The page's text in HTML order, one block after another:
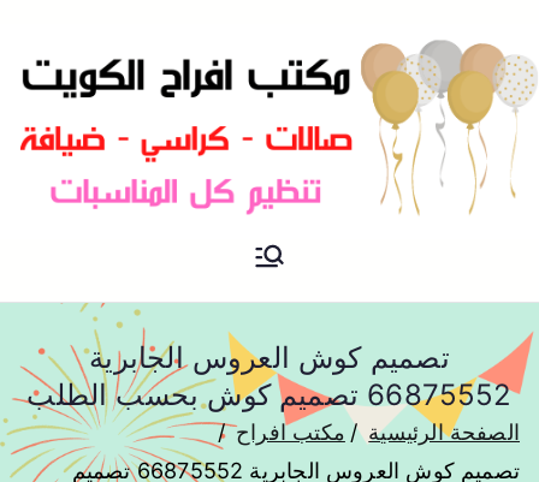
مكتب افراح و مناسبات و زواج و
تصميم كوش العروس الجابرية
66875552 تصميم كوش بحسب الطلب
الصفحة الرئيسية
مكتب افراح
تصميم كوش العروس الجابرية 66875552 تصميم